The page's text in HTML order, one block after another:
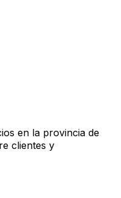
en la provincia de
clientes y